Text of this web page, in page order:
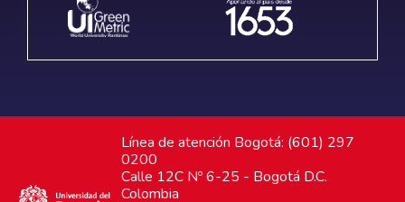
Línea de atención Bogotá: (601) 297
0200
Calle 12C Nº 6-25 - Bogotá D.C.
Colombia